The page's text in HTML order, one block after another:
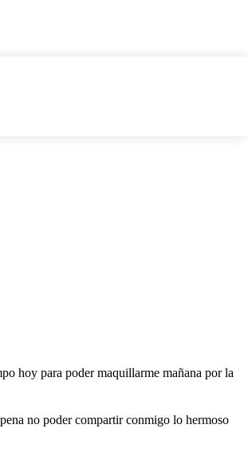
hoy para poder maquillarme mañana por la
no poder compartir conmigo lo hermoso